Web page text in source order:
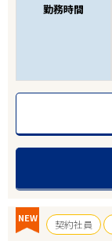
勤務時間
NEW 契約社員